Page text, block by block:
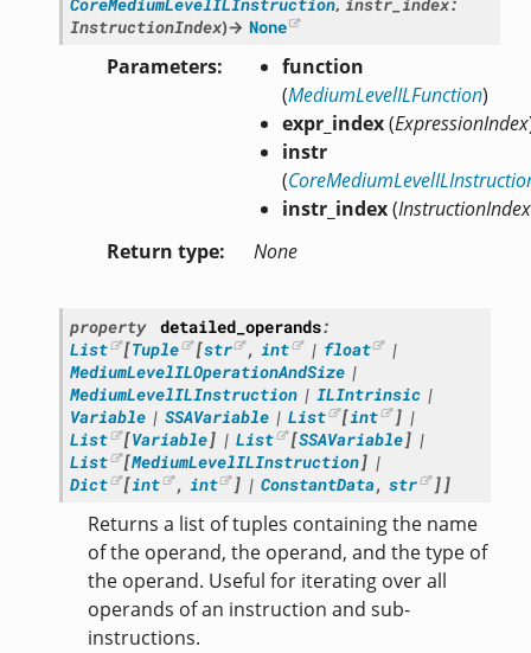
CoreMediumLevelILInstruction, instr_index:
InstructionIndex)→ None
Parameters
function
(MediumLevelILFunction)
expr_index(ExpressionIndex
instr
(
instr_index(InstructionIndex
Return type
None
property detailed_operands:
List
[Tuple [str , int | float
|
MediumLevelILOperationAndSize |
MediumLevelILInstruction | ILIntrinsic |
Variable | SSAVariable | List [int ] |
List
[Variable] | List [SSAVariable] |
List
[MediumLevelILInstruction] |
Dict
[int , int ] | ConstantData, str ] ]
Returns a list of tuples containing the name
of the operand, the operand, and the type of
the operand. Useful for iterating over all
operands of an instruction and sub-
instructions.